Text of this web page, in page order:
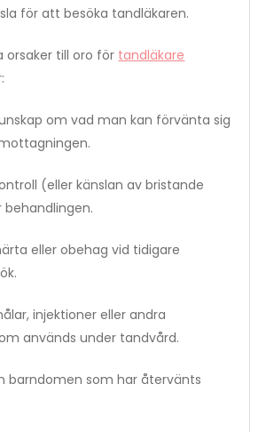
för att besöka tandläkaren.
orsaker till oro för tandläkare
om vad man kan förvänta sig
(eller känslan av bristande
eller obehag vid tidigare
injektioner eller andra
används under tandvård.
barndomen som har återvänts